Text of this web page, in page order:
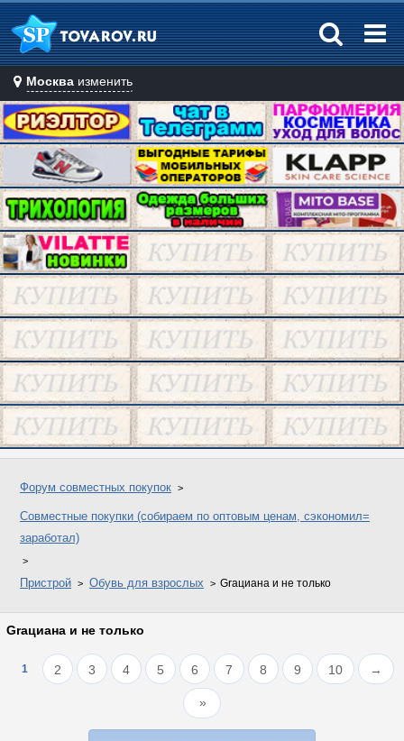
Москва изменить
Форум совместных покупок
Совместные покупки (собираем по оптовым ценам, сэкономил=
заработал)
Пристрой Обувь для взрослых Grациана и не только
Grациана и не только
1 2 3 4 5 6 7 8 9 10 →